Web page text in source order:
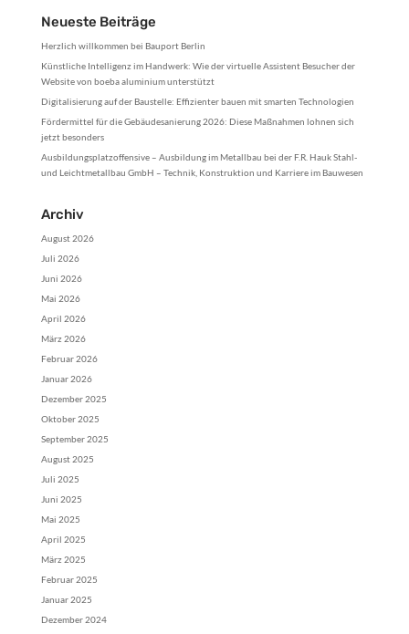
Neueste Beiträge
Herzlich willkommen bei Bauport Berlin
Künstliche Intelligenz im Handwerk: Wie der virtuelle Assistent Besucher der
Website von boeba aluminium unterstützt
Digitalisierung auf der Baustelle: Effizienter bauen mit smarten Technologien
Fördermittel für die Gebäudesanierung 2026: Diese Maßnahmen lohnen sich
jetzt besonders
Ausbildungsplatzoffensive – Ausbildung im Metallbau bei der F.R. Hauk Stahl-
und Leichtmetallbau GmbH – Technik, Konstruktion und Karriere im Bauwesen
Archiv
August 2026
Juli 2026
Juni 2026
Mai 2026
April 2026
März 2026
Februar 2026
Januar 2026
Dezember 2025
Oktober 2025
September 2025
August 2025
Juli 2025
Juni 2025
Mai 2025
April 2025
März 2025
Februar 2025
Januar 2025
Dezember 2024